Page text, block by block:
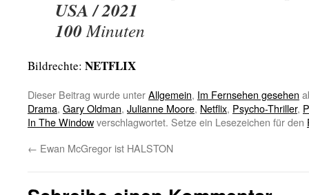
USA / 2021
100Minuten
Bildrechte: NETFLIX
Dieser Beitrag wurde unterAllgemein, Im Fernsehen gesehen
Drama, Gary Oldman, Julianne Moore, Netflix, Psycho-Thriller,
In The Windowverschlagwortet. Setze ein Lesezeichen für den
← Ewan McGregor ist HALSTON